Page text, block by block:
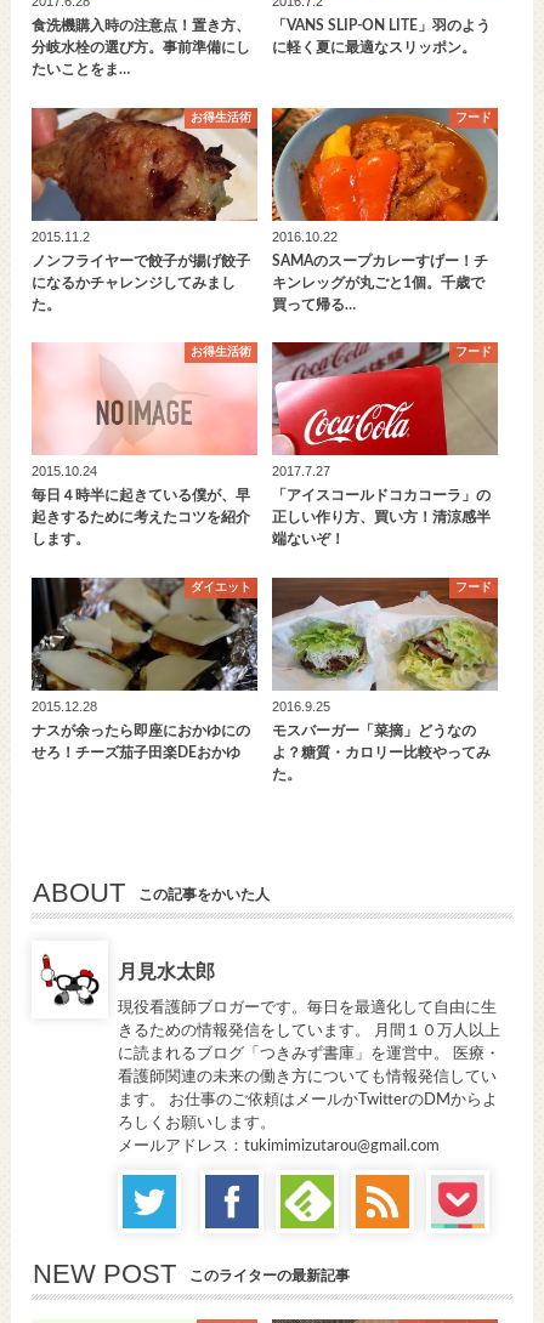
食洗機購入時の注意点！置き方、
分岐水栓の選び方。事前準備にし
たいことをま…
「VANS SLIP-ON LITE」羽のよう
に軽く夏に最適なスリッポン。
お得生活術
2015.11.2
ノンフライヤーで餃子が揚げ餃子
になるかチャレンジしてみまし
た。
フード
2016.10.22
SAMAのスープカレーすげー！チ
キンレッグが丸ごと1個。千歳で
買って帰る…
お得生活術
2015.10.24
毎日４時半に起きている僕が、早
起きするために考えたコツを紹介
します。
フード
2017.7.27
「アイスコールドコカコーラ」の
正しい作り方、買い方！清涼感半
端ないぞ！
ダイエット
2015.12.28
ナスが余ったら即座におかゆにの
せろ！チーズ茄子田楽DEおかゆ
フード
2016.9.25
モスバーガー「菜摘」どうなの
よ？糖質・カロリー比較やってみ
た。
ABOUT この記事をかいた人
月見水太郎
現役看護師ブロガーです。毎日を最適化して自由に生
きるための情報発信をしています。 月間１０万人以上
に読まれるブログ「つきみず書庫」を運営中。 医療・
看護師関連の未来の働き方についても情報発信してい
ます。 お仕事のご依頼はメールかTwitterのDMからよ
ろしくお願いします。
メールアドレス：tukimimizutarou@gmail.com
NEW POST このライターの最新記事